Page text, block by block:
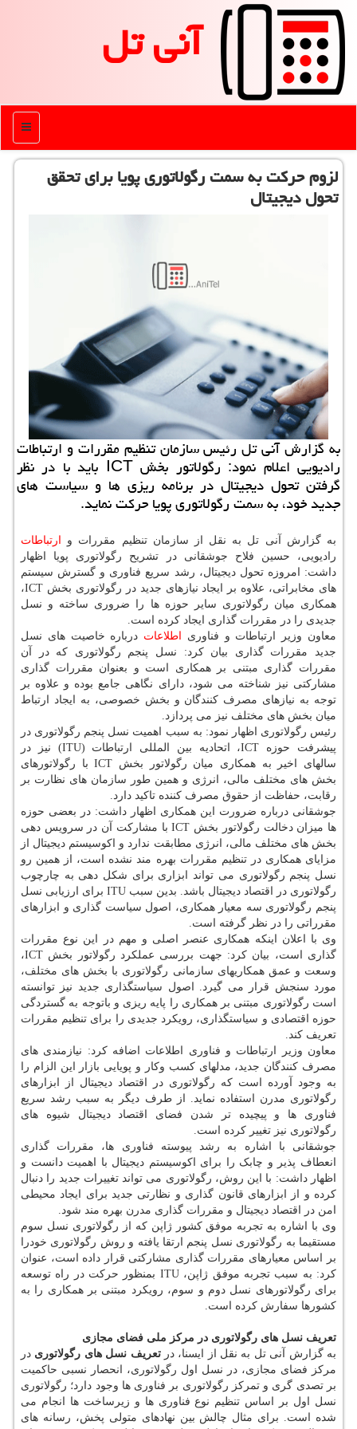
آنی تل
منو
لزوم حركت به سمت رگولاتوری پویا برای تحقق
تحول دیجیتال
به گزارش آنی تل رئیس سازمان تنظیم مقررات و ارتباطات
رادیویی اعلام نمود: رگولاتور بخش ICT باید با در نظر
گرفتن تحول دیجیتال در برنامه ریزی ها و سیاست های
جدید خود، به سمت رگولاتوری پویا حركت نماید.
به گزارش آنی تل به نقل از سازمان تنظیم مقررات و
ارتباطات
رادیویی، حسین فلاح جوشقانی در تشریح رگولاتوری پویا اظهار
داشت: امروزه تحول دیجیتال، رشد سریع فناوری و گسترش سیستم
های مخابراتی، علاوه بر ایجاد نیازهای جدید در رگولاتوری بخش ICT،
همکاری میان رگولاتوری سایر حوزه ها را ضروری ساخته و نسل
جدیدی را در مقررات گذاری ایجاد کرده است.
معاون وزیر ارتباطات و فناوری
اطلاعات درباره خاصیت های نسل
جدید مقررات گذاری بیان کرد: نسل پنجم رگولاتوری که در آن
مقررات گذاری مبتنی بر همکاری است و بعنوان مقررات گذاری
مشارکتی نیز شناخته می شود، دارای نگاهی جامع بوده و علاوه بر
توجه به نیازهای مصرف کنندگان و بخش خصوصی، به ایجاد ارتباط
میان بخش های مختلف نیز می پردازد.
رئیس رگولاتوری اظهار نمود: به سبب اهمیت نسل پنجم رگولاتوری در
پیشرفت حوزه ICT، اتحادیه بین المللی ارتباطات (ITU) نیز در
سالهای اخیر به همکاری میان رگولاتور بخش ICT با رگولاتورهای
بخش های مختلف مالی، انرژی و همین طور سازمان های نظارت بر
رقابت، حفاظت از حقوق مصرف کننده تاکید دارد.
جوشقانی درباره ضرورت این همکاری اظهار داشت: در بعضی حوزه
ها میزان دخالت رگولاتور بخش ICT با مشارکت آن در سرویس دهی
بخش های مختلف مالی، انرژی مطابقت ندارد و اکوسیستم دیجیتال از
مزایای همکاری در تنظیم مقررات بهره مند نشده است، از همین رو
نسل پنجم رگولاتوری می تواند ابزاری برای شکل دهی به چارچوب
رگولاتوری در اقتصاد دیجیتال باشد. بدین سبب ITU برای ارزیابی نسل
پنجم رگولاتوری سه معیار همکاری، اصول سیاست گذاری و ابزارهای
مقرراتی را در نظر گرفته است.
وی با اعلان اینکه همکاری عنصر اصلی و مهم در این نوع مقررات
گذاری است، بیان کرد: جهت بررسی عملکرد رگولاتور بخش ICT،
وسعت و عمق همکاریهای سازمانی رگولاتوری با بخش های مختلف،
مورد سنجش قرار می گیرد. اصول سیاستگذاری جدید نیز توانسته
است رگولاتوری مبتنی بر همکاری را پایه ریزی و باتوجه به گستردگی
حوزه اقتصادی و سیاستگذاری، رویکرد جدیدی را برای تنظیم مقررات
تعریف کند.
معاون وزیر ارتباطات و فناوری اطلاعات اضافه کرد: نیازمندی های
مصرف کنندگان جدید، مدلهای کسب وکار و پویایی بازار این الزام را
به وجود آورده است که رگولاتوری در اقتصاد دیجیتال از ابزارهای
رگولاتوری مدرن استفاده نماید. از طرف دیگر به سبب رشد سریع
فناوری ها و پیچیده تر شدن فضای اقتصاد دیجیتال شیوه های
رگولاتوری نیز تغییر کرده است.
جوشقانی با اشاره به رشد پیوسته فناوری ها، مقررات گذاری
انعطاف پذیر و چابک را برای اکوسیستم دیجیتال با اهمیت دانست و
اظهار داشت: با این روش، رگولاتوری می تواند تغییرات جدید را دنبال
کرده و از ابزارهای قانون گذاری و نظارتی جدید برای ایجاد محیطی
امن در اقتصاد دیجیتال و مقررات گذاری مدرن بهره مند شود.
وی با اشاره به تجربه موفق کشور ژاپن که از رگولاتوری نسل سوم
مستقیما به رگولاتوری نسل پنجم ارتقا یافته و روش رگولاتوری خودرا
بر اساس معیارهای مقررات گذاری مشارکتی قرار داده است، عنوان
کرد: به سبب تجربه موفق ژاپن، ITU بمنظور حرکت در راه توسعه
برای رگولاتورهای نسل دوم و سوم، رویکرد مبتنی بر همکاری را به
کشورها سفارش کرده است.
تعریف نسل های رگولاتوری در مرکز ملی فضای مجازی
به گزارش آنی تل به نقل از ایسنا، درتعریف نسل های رگولاتوری در
مرکز فضای مجازی، در نسل اول رگولاتوری، انحصار نسبی حاکمیت
بر تصدی گری و تمرکز رگولاتوری بر فناوری ها وجود دارد؛ رگولاتوری
نسل اول بر اساس تنظیم نوع فناوری ها و زیرساخت ها انجام می
شده است. برای مثال چالش بین نهادهای متولی پخش، رسانه های